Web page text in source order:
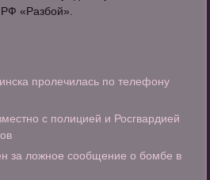
«Разбой».
пролечилась по телефону
с полицией и Росгвардией
за ложное сообщение о бомбе в